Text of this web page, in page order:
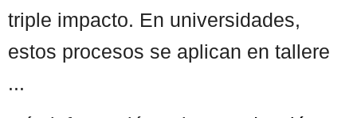
triple impacto. En universidades,
estos procesos se aplican en tallere
...